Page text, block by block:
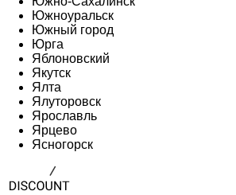
Южноуральск
Южный город
Юрга
Яблоновский
Якутск
Ялта
Ялуторовск
Ярославль
Ярцево
Ясногорск